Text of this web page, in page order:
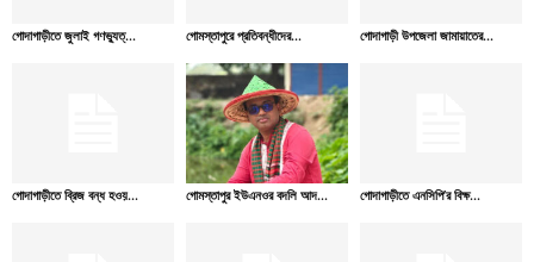
গোদাগাড়ীতে জুলাই গণভ্যুত্... গোমস্তাপুরে প্রতিবন্ধীদের... গোদাগাড়ী উপজেলা জামায়াতের...
গোদাগাড়ীতে ব্রিজ বন্ধ হওয়... গোমস্তাপুর ইউএনওর বদলি আদ... গোদাগাড়ীতে এনসিপি’র বিক্ষ...